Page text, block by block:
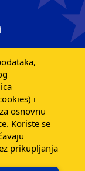
i
osnovnu
Koriste se
prikupljanja